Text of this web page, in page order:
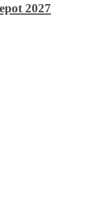
2027